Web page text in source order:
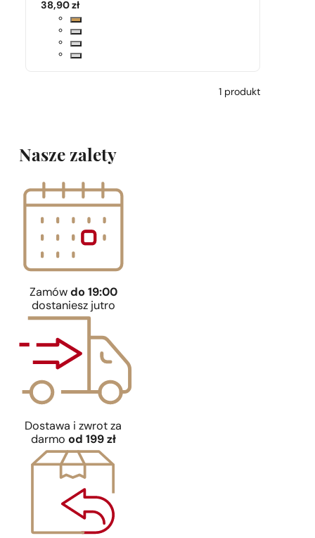
38,90 zł
1 produkt
Nasze zalety
Zamów do 19:00
dostaniesz jutro
Dostawa i zwrot za
darmo od 199 zł